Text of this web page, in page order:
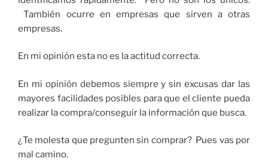
También ocurre en empresas que sirven a otras
empresas.
En mi opinión esta no es la actitud correcta.
En mi opinión debemos siempre y sin excusas dar las
mayores facilidades posibles para que el cliente pueda
realizar la compra/conseguir la información que busca.
¿Te molesta que pregunten sin comprar? Pues vas por
mal camino.